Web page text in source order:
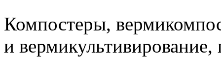
Компостеры,
и